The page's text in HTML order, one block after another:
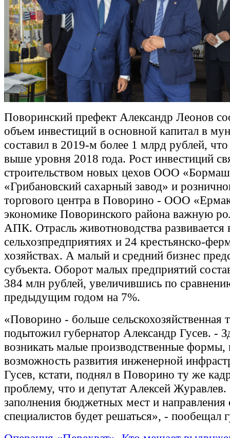
Поворинский префект Александр Леонов
объем инвестиций в основной капитал в
составил в 2019-м более 1 млрд рублей, что
выше уровня 2018 года. Рост инвестиций
строительством новых цехов ООО
«Грибановский сахарный завод» и
торгового центра в Поворино - ООО
экономике Поворинского района важную
АПК. Отрасль животноводства развивается
сельхозпредприятиях и 24 крестьянско-
хозяйствах. А малый и средний бизнес
субъекта. Оборот малых предприятий
384 млн рублей, увеличившись по
предыдущим годом на 7%.
«Поворино - больше сельскохозяйственная
подытожил губернатор Александр Гусев. -
возникать малые производственные формы,
возможность развития инженерной
Гусев, кстати, поднял в Поворино ту же
проблему, что и депутат Алексей
заполнения бюджетных мест и направления
специалистов будет решаться», - пообещал